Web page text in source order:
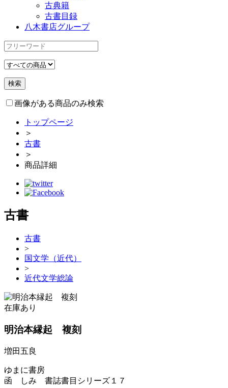
古典籍
古書目録
八木書店グループ
画像がある商品のみ検索
トップページ
＞
古書
＞
商品詳細
古書
古書
>
国文学（近代）
>
近代文学総論
在庫あり
明治本縁起 複刻
増田五良
ゆまに書房
函 しみ 書誌書目シリーズ１７